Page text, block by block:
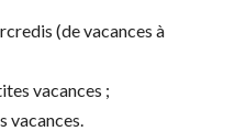
(de vacances à
vacances ;
vacances.